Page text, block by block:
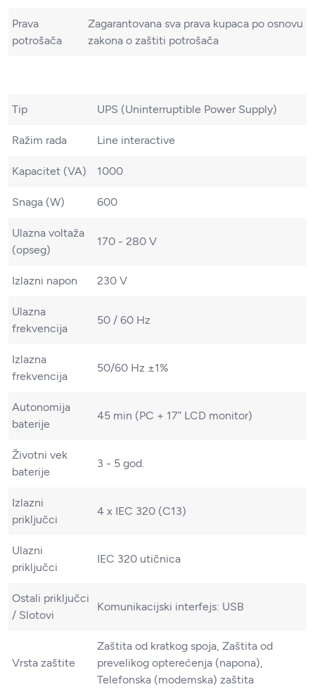
Prava
potrošača
Zagarantovana sva prava kupaca po osnovu
zakona o zaštiti potrošača
Tip UPS (Uninterruptible Power Supply)
Ražim rada Line interactive
Kapacitet (VA) 1000
Snaga (W) 600
Ulazna voltaža
(opseg)
170 - 280 V
Izlazni napon 230 V
Ulazna
frekvencija
50 / 60 Hz
Izlazna
frekvencija
50/60 Hz ±1%
Autonomija
baterije
45 min (PC + 17” LCD monitor)
Životni vek
baterije
3 - 5 god.
Izlazni
priključci
4 x IEC 320 (C13)
Ulazni
priključci
IEC 320 utičnica
Ostali priključci
/ Slotovi
Komunikacijski interfejs: USB
Vrsta zaštite
Zaštita od kratkog spoja, Zaštita od
prevelikog opterećenja (napona),
Telefonska (modemska) zaštita